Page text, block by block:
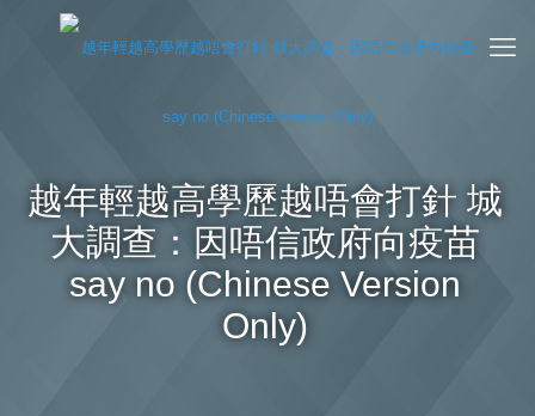
越年輕越高學歷越唔會打針 城
大調查：因唔信政府向疫苗
say no (Chinese Version
Only)